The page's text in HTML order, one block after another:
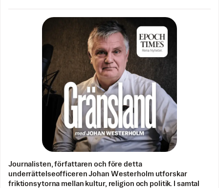
Journalisten, författaren och före detta
underrättelseofficeren Johan Westerholm utforskar
friktionsytorna mellan kultur, religion och politik. I samtal